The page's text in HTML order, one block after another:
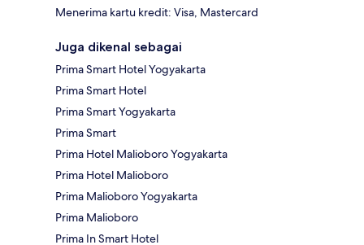
Menerima kartu kredit: Visa, Mastercard
Juga dikenal sebagai
Prima Smart Hotel Yogyakarta
Prima Smart Hotel
Prima Smart Yogyakarta
Prima Smart
Prima Hotel Malioboro Yogyakarta
Prima Hotel Malioboro
Prima Malioboro Yogyakarta
Prima Malioboro
Prima In Smart Hotel